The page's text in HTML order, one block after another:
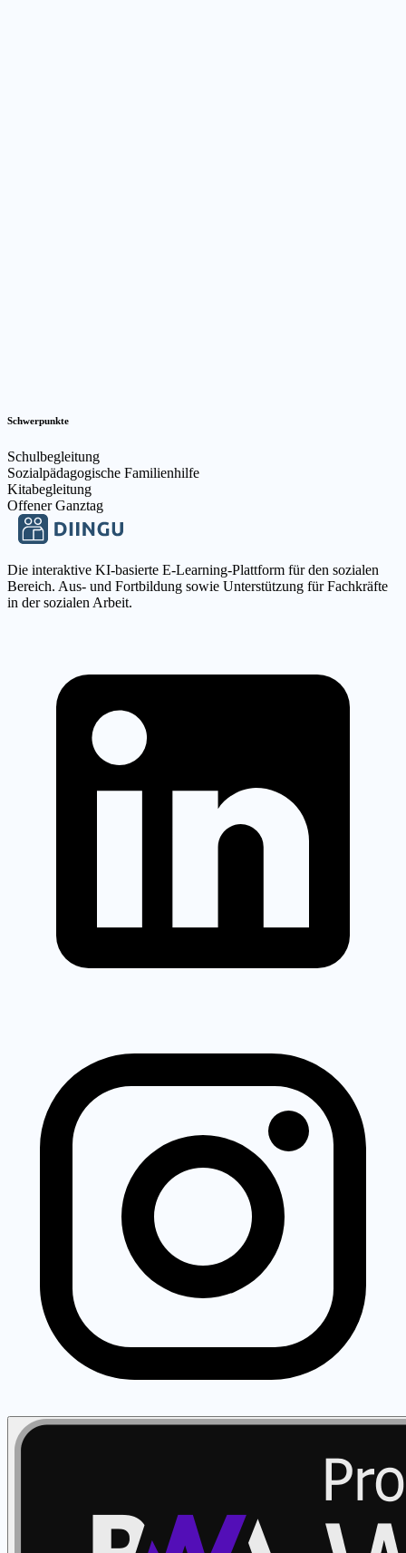
Schwerpunkte
Schulbegleitung
Sozialpädagogische Familienhilfe
Kitabegleitung
Offener Ganztag
Die interaktive KI-basierte E-Learning-Plattform für den sozialen
Bereich. Aus- und Fortbildung sowie Unterstützung für Fachkräfte
in der sozialen Arbeit.